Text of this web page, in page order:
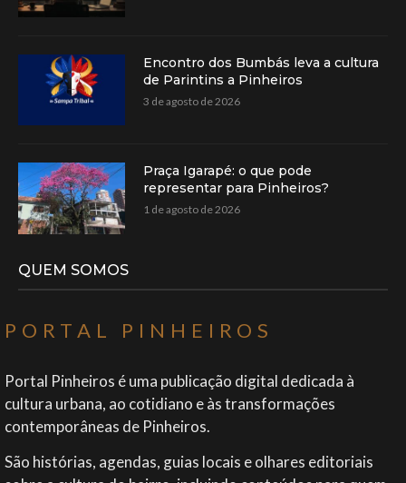
Encontro dos Bumbás leva a cultura
de Parintins a Pinheiros
3 de agosto de 2026
Praça Igarapé: o que pode
representar para Pinheiros?
1 de agosto de 2026
QUEM SOMOS
PORTAL PINHEIROS
Portal Pinheiros é uma publicação digital dedicada à
cultura urbana, ao cotidiano e às transformações
contemporâneas de Pinheiros.
São histórias, agendas, guias locais e olhares editoriais